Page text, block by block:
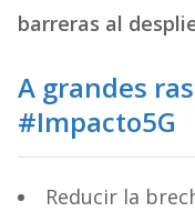
barreras al
A grandes
#Impacto5G
Reducir la